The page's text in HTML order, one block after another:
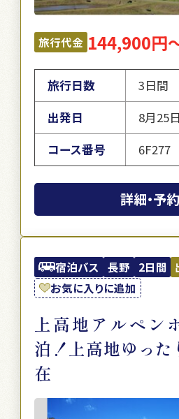
旅行代金 144,900円
旅行日数
3日間
出発日
8月25日
コース番号
6F277
詳細・予
宿泊バス 長野 2日間
お気に入りに追加
上高地アルペン
泊！上高地ゆっ
在